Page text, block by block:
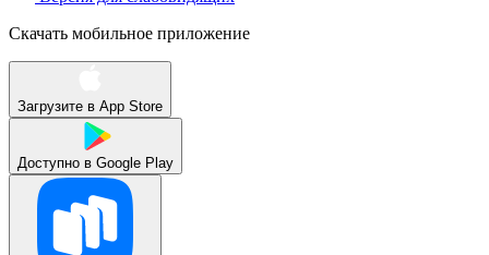
Скачать мобильное приложение
Загрузите в App Store
Доступно в Google Play